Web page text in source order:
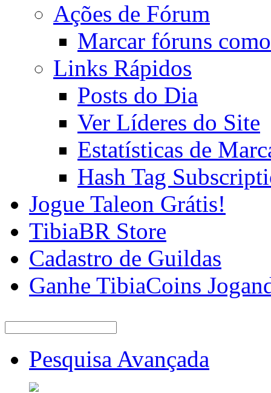
Ações de Fórum
Marcar fóruns
Links Rápidos
Posts do Dia
Ver Líderes do Site
Estatísticas de
Hash Tag
Jogue Taleon Grátis!
TibiaBR Store
Cadastro de Guildas
Ganhe TibiaCoins
Pesquisa Avançada